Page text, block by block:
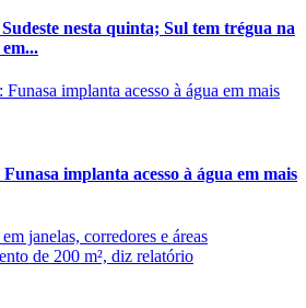
nesta quinta; Sul tem trégua na
implanta acesso à água em mais